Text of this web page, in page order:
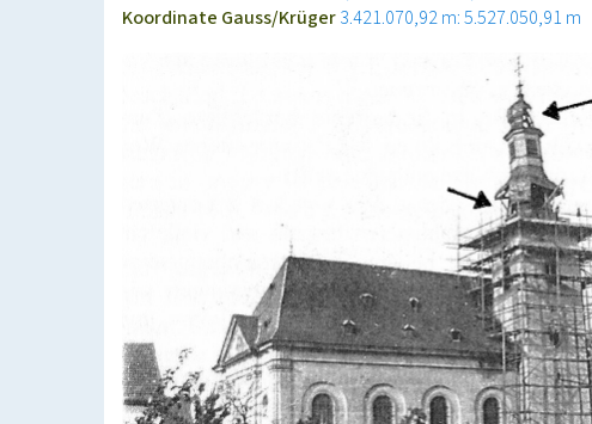
Koordinate Gauss/Krüger3.421.070,92 m: 5.527.050,91 m